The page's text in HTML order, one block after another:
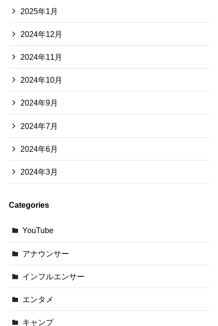
2025年1月
2024年12月
2024年11月
2024年10月
2024年9月
2024年7月
2024年6月
2024年3月
Categories
YouTube
アナウンサー
インフルエンサー
エンタメ
キャンプ